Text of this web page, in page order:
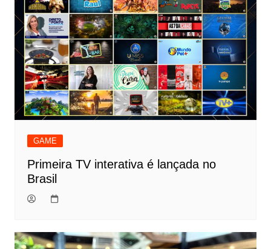
GAME
Primeira TV interativa é lançada no
Brasil